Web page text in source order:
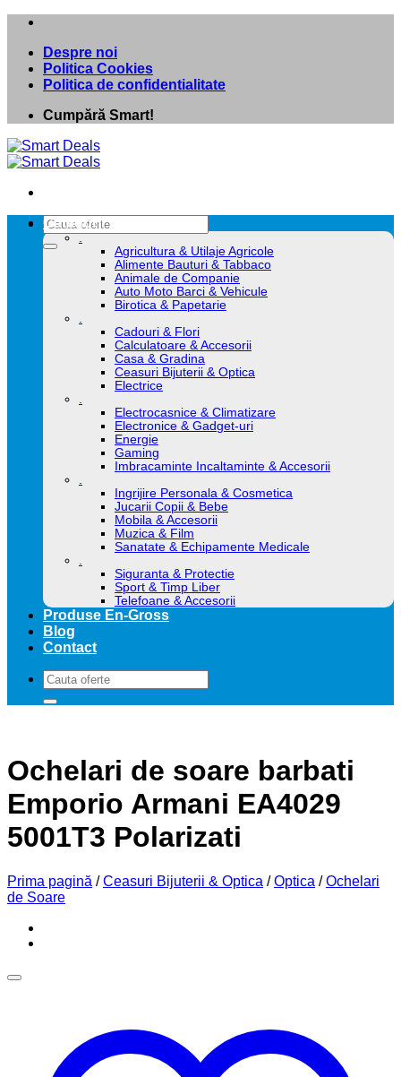
Skip
contentDespre noi
Politica Cookies
Politica de confidentialitate
Cumpără Smart!
Caută
după:
Categorii
.
Agricultura & Utilaje Agricole
Alimente Bauturi & Tabbaco
Animale de Companie
Auto Moto Barci & Vehicule
Birotica & Papetarie
.
Cadouri & Flori
Calculatoare & Accesorii
Casa & Gradina
Ceasuri Bijuterii & Optica
Electrice
.
Electrocasnice & Climatizare
Electronice & Gadget-uri
Energie
Gaming
Imbracaminte Incaltaminte & Accesorii
.
Ingrijire Personala & Cosmetica
Jucarii Copii & Bebe
Mobila & Accesorii
Muzica & Film
Sanatate & Echipamente Medicale
.
Siguranta & Protectie
Sport & Timp Liber
Telefoane & Accesorii
Produse En-Gross
Blog
Contact
Caută
după:
Ochelari de soare barbati
Emporio Armani EA4029
5001T3 Polarizati
Prima pagină / Ceasuri Bijuterii & Optica / Optica / Ochelari
de Soare